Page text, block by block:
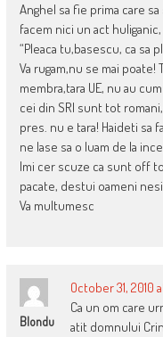
Anghel sa fie prima care
facem nici un act
“Pleaca tu,basescu, ca sa
Va rugam,nu se mai
membra,tara UE, nu au
cei din SRI sunt tot
pres. nu e tara! Haideti sa
ne lase sa o luam de la
Imi cer scuze ca sunt off
pacate, destui oameni
Va multumesc
Blondu
October 31, 2010
Ca un om care
atit domnului